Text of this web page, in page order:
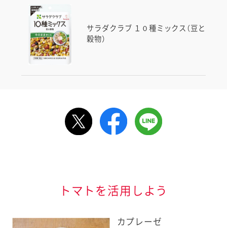
サラダクラブ １０種ミックス（豆と
穀物）
トマトを活用しよう
カプレーゼ